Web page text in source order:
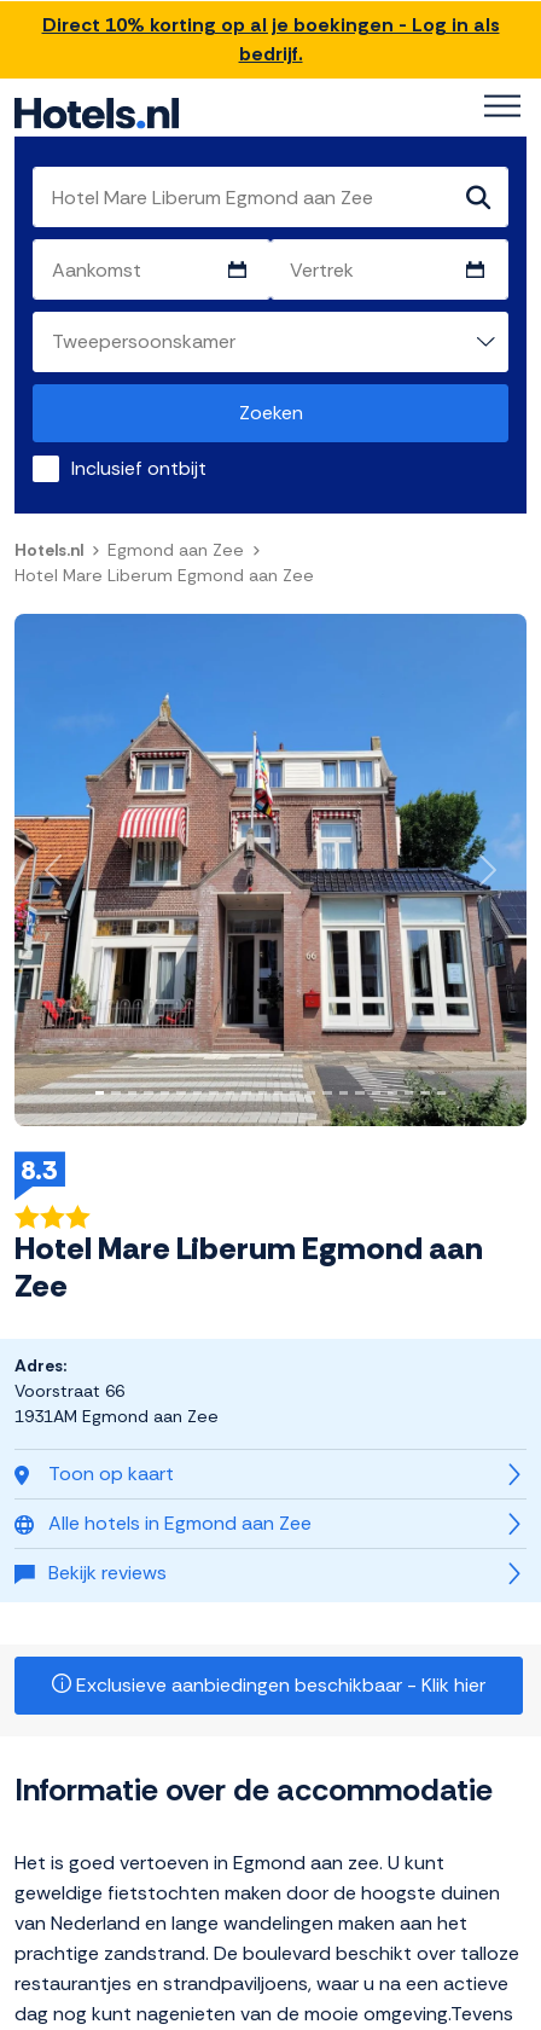
Direct 10% korting op al je boekingen - Log in als
bedrijf.
Zoeken
Inclusief ontbijt
Hotels.nl
Egmond aan Zee
Hotel Mare Liberum Egmond aan Zee
8.3
Hotel Mare Liberum Egmond aan
Zee
Toon op kaart
Alle hotels in Egmond aan Zee
Bekijk reviews
Adres:
Voorstraat 66
1931AM Egmond aan Zee
Exclusieve aanbiedingen beschikbaar - Klik hier
Informatie over de accommodatie
Het is goed vertoeven in Egmond aan zee. U kunt
geweldige fietstochten maken door de hoogste duinen
van Nederland en lange wandelingen maken aan het
prachtige zandstrand. De boulevard beschikt over talloze
restaurantjes en strandpaviljoens, waar u na een actieve
dag nog kunt nagenieten van de mooie omgeving.Tevens